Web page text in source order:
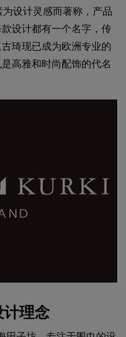
设计灵感而著称，产品
设计都有一个名字，传
琦现已成为欧洲专业的
高雅和时尚配饰的代名
计理念